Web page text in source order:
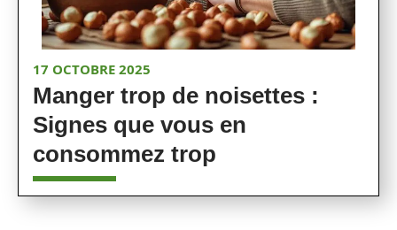
17 OCTOBRE 2025
Manger trop de noisettes :
Signes que vous en
consommez trop